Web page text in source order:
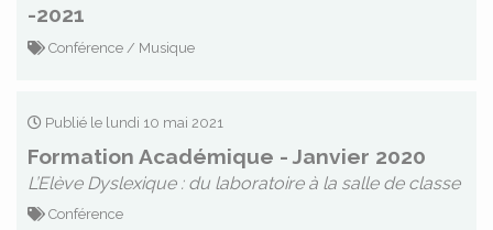
-2021
Conférence / Musique
Publié le lundi 10 mai 2021
Formation Académique - Janvier 2020
L’Elève Dyslexique : du laboratoire à la salle de classe
Conférence